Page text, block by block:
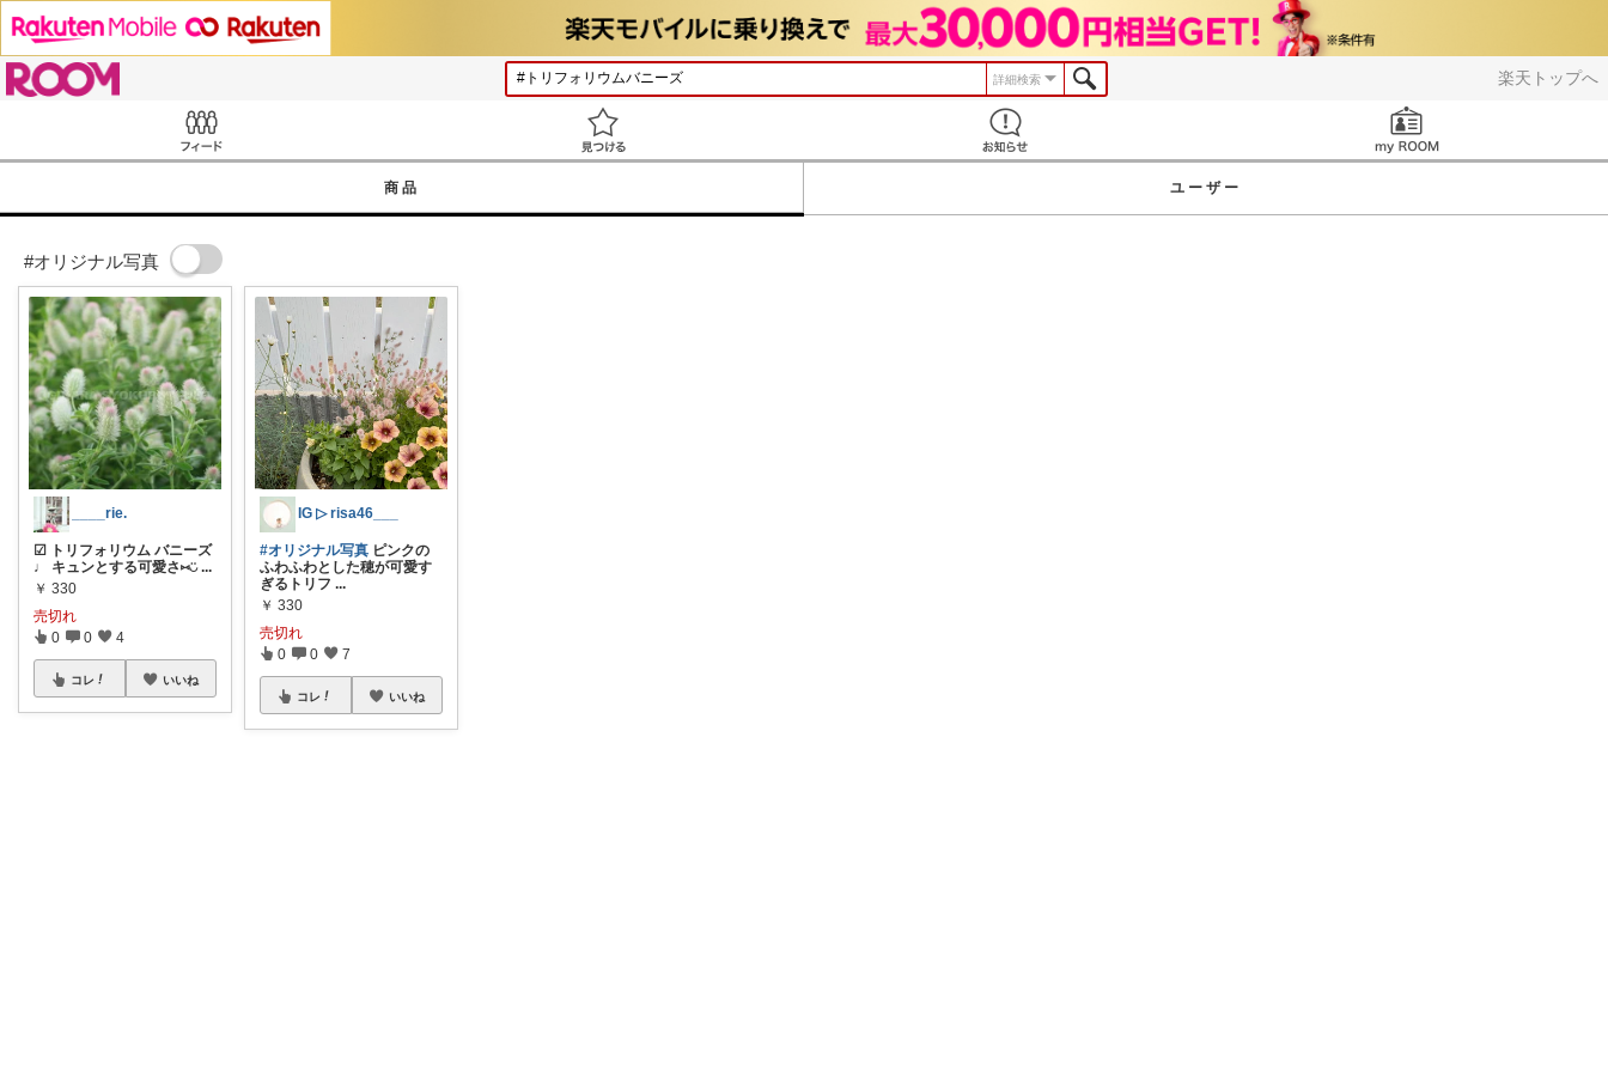
楽天トップへ
詳細検索
商品 ユーザー
#オリジナル写真
____rie.
☑︎ トリフォリウム バニーズ
♩ キュンとする可愛さ⑅︎◡̈︎ ...
￥ 330
売切れ
0 0 4
コレ いいね
IG ▷ risa46___
#オリジナル写真 ピンクの
ふわふわとした穂が可愛す
ぎるトリフ ...
￥ 330
売切れ
0 0 7
コレ いいね